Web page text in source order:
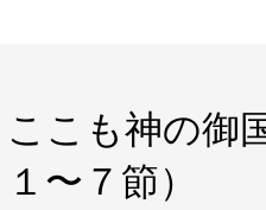
ここも神の御
１〜７節）